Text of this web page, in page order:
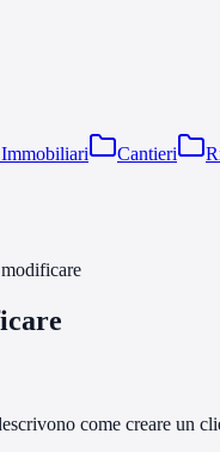
Cantieri
come creare un